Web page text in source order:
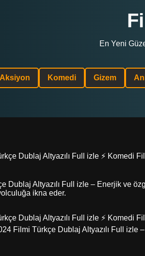
En Yeni
Aksiyon Komedi Gizem
Dublaj Altyazılı Full izle ⚡
Altyazılı Full izle – Enerjik ve
ikna eder.
Dublaj Altyazılı Full izle ⚡
Filmi Türkçe Dublaj Altyazılı Full